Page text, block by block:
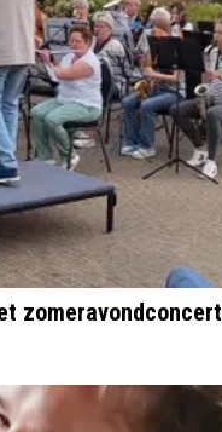
zomeravondconcert